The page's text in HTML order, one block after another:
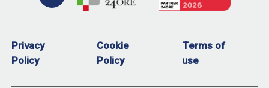
Privacy
Policy
Cookie
Policy
Terms of
use